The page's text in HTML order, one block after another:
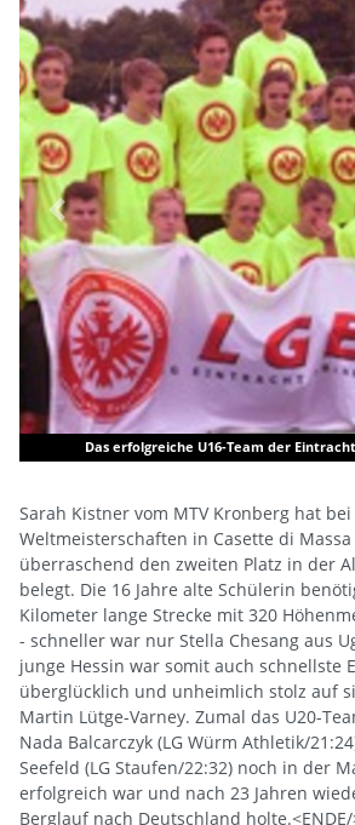
Das erfolgreiche U16-Team der
Previous
Sarah Kistner vom MTV Kronberg hat
Weltmeisterschaften in Casette di
überraschend den zweiten Platz in der
belegt. Die 16 Jahre alte Schülerin
Kilometer lange Strecke mit 320
- schneller war nur Stella Chesang aus
junge Hessin war somit auch schnellste
überglücklich und unheimlich stolz auf
Martin Lütge-Varney. Zumal das U20-
Nada Balcarczyk (LG Würm Athletik/
Seefeld (LG Staufen/22:32) noch in der
erfolgreich war und nach 23 Jahren
Berglauf nach Deutschland